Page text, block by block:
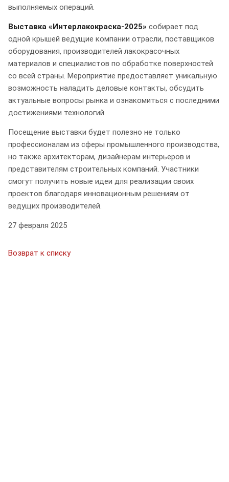
выполняемых операций.
Выставка «Интерлакокраска-2025» собирает под
одной крышей ведущие компании отрасли, поставщиков
оборудования, производителей лакокрасочных
материалов и специалистов по обработке поверхностей
со всей страны. Мероприятие предоставляет уникальную
возможность наладить деловые контакты, обсудить
актуальные вопросы рынка и ознакомиться с последними
достижениями технологий.
Посещение выставки будет полезно не только
профессионалам из сферы промышленного производства,
но также архитекторам, дизайнерам интерьеров и
представителям строительных компаний. Участники
смогут получить новые идеи для реализации своих
проектов благодаря инновационным решениям от
ведущих производителей.
27 февраля 2025
Возврат к списку